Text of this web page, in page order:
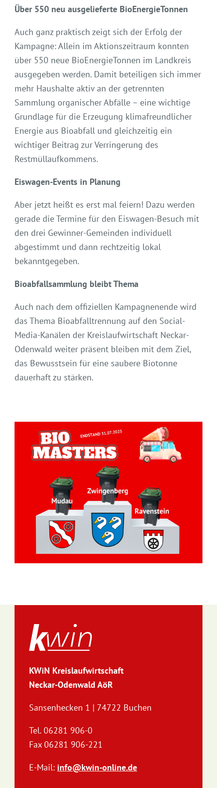
Über 550 neu ausgelieferte BioEnergieTonnen
Auch ganz praktisch zeigt sich der Erfolg der
Kampagne: Allein im Aktionszeitraum konnten
über 550 neue BioEnergieTonnen im Landkreis
ausgegeben werden. Damit beteiligen sich immer
mehr Haushalte aktiv an der getrennten
Sammlung organischer Abfälle – eine wichtige
Grundlage für die Erzeugung klimafreundlicher
Energie aus Bioabfall und gleichzeitig ein
wichtiger Beitrag zur Verringerung des
Restmüllaufkommens.
Eiswagen-Events in Planung
Aber jetzt heißt es erst mal feiern! Dazu werden
gerade die Termine für den Eiswagen-Besuch mit
den drei Gewinner-Gemeinden individuell
abgestimmt und dann rechtzeitig lokal
bekanntgegeben.
Bioabfallsammlung bleibt Thema
Auch nach dem offiziellen Kampagnenende wird
das Thema Bioabfalltrennung auf den Social-
Media-Kanälen der Kreislaufwirtschaft Neckar-
Odenwald weiter präsent bleiben mit dem Ziel,
das Bewusstsein für eine saubere Biotonne
dauerhaft zu stärken.
KWiN Kreislaufwirtschaft
Neckar-Odenwald AöR
Sansenhecken 1 | 74722 Buchen
Tel. 06281 906-0
Fax 06281 906-221
E-Mail: info@kwin-online.de